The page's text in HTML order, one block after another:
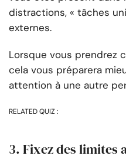
distractions, « tâches
externes.
Lorsque vous prendrez
cela vous préparera
attention à une autre
RELATED QUIZ :
3. Fixez des limites